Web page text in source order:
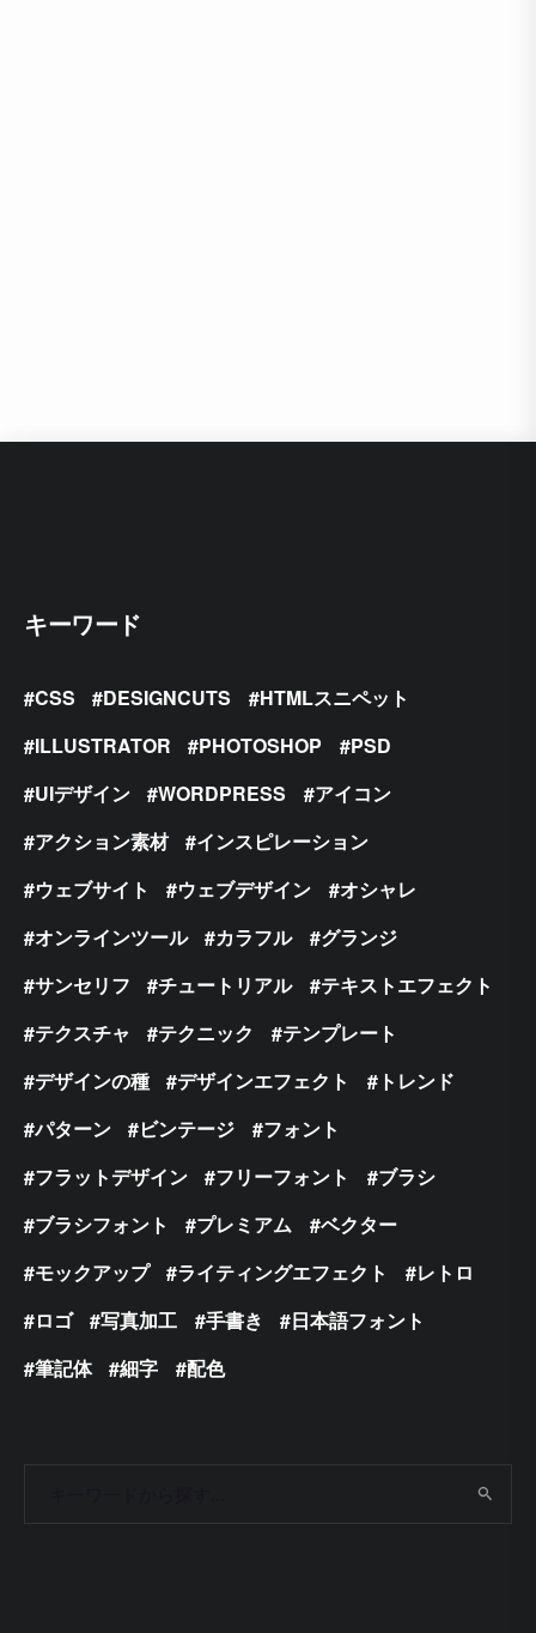
キーワード
CSS DESIGNCUTS
HTMLスニペット
ILLUSTRATOR
PHOTOSHOP
PSD
UIデザイン
WORDPRESS
アイコン
アクション素材
インスピレーション
ウェブサイト
ウェブデザイン
オシャレ
オンラインツール
カラフル
グランジ
サンセリフ
チュートリアル
テキストエフェクト
テクスチャ
テクニック
テンプレート
デザインの種
デザインエフェクト
トレンド
パターン
ビンテージ
フォント
フラットデザイン
フリーフォント
ブラシ
ブラシフォント
プレミアム
ベクター
モックアップ
ライティングエフェクト
レトロ
ロゴ
写真加工 手書き
日本語フォント
筆記体
細字 配色